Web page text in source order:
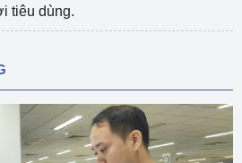
tiêu dùng.